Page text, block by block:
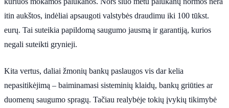
itin aukštos, indėliai apsaugoti valstybės draudimu iki 100 tūkst.
eurų. Tai suteikia papildomą saugumo jausmą ir garantiją, kurios
negali suteikti grynieji.
Kita vertus, daliai žmonių bankų paslaugos vis dar kelia
nepasitikėjimą – baiminamasi sisteminių klaidų, bankų griūties ar
duomenų saugumo spragų. Tačiau realybėje tokių įvykių tikimybė